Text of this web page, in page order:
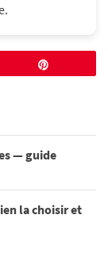
— guide
la choisir et